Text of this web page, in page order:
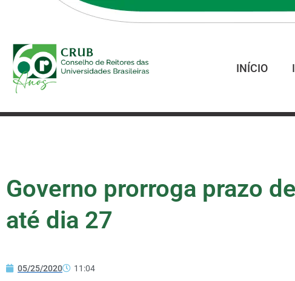
INÍCIO
Governo prorroga prazo
até dia 27
05/25/2020 11:04